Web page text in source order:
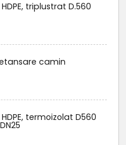
triplustrat D.560
camin
termoizolat D560